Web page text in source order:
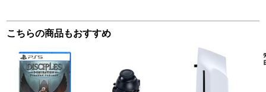
こちらの商品もおすすめ